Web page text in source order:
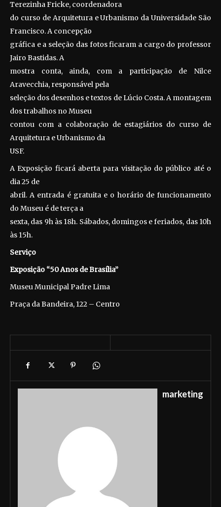
Terezinha Fricke, coordenadora
do curso de Arquitetura e Urbanismo da Universidade São
Francisco. A concepção
gráfica e a seleção das fotos ficaram a cargo do professor
Jairo Bastidas. A
mostra conta, ainda, com a participação de Nilce
Aravecchia, responsável pela
seleção dos desenhos e textos de Lúcio Costa. A montagem
dos trabalhos no Museu
contou com a colaboração de estagiários do curso de
Arquitetura e Urbanismo da
USF.
A Exposição ficará aberta para visitação do público até o
dia 25 de
abril. A entrada é gratuita e o horário de funcionamento
do Museu é de terça a
sexta, das 9h às 18h. Sábados, domingos e feriados, das 10h
às 15h.
Serviço
Exposição “50 Anos de Brasília”
Museu Municipal Padre Lima
Praça da Bandeira, 122 – Centro
marketing